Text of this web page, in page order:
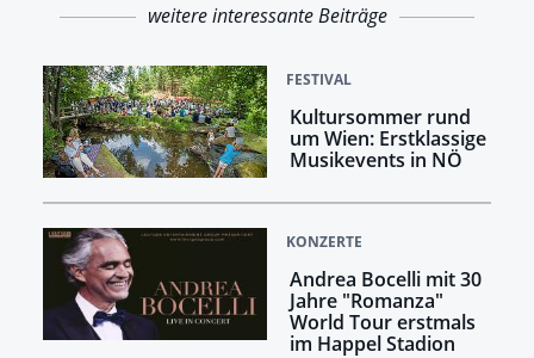
weitere interessante Beiträge
FESTIVAL
Kultursommer rund
um Wien: Erstklassige
Musikevents in NÖ
KONZERTE
Andrea Bocelli mit 30
Jahre "Romanza"
World Tour erstmals
im Happel Stadion